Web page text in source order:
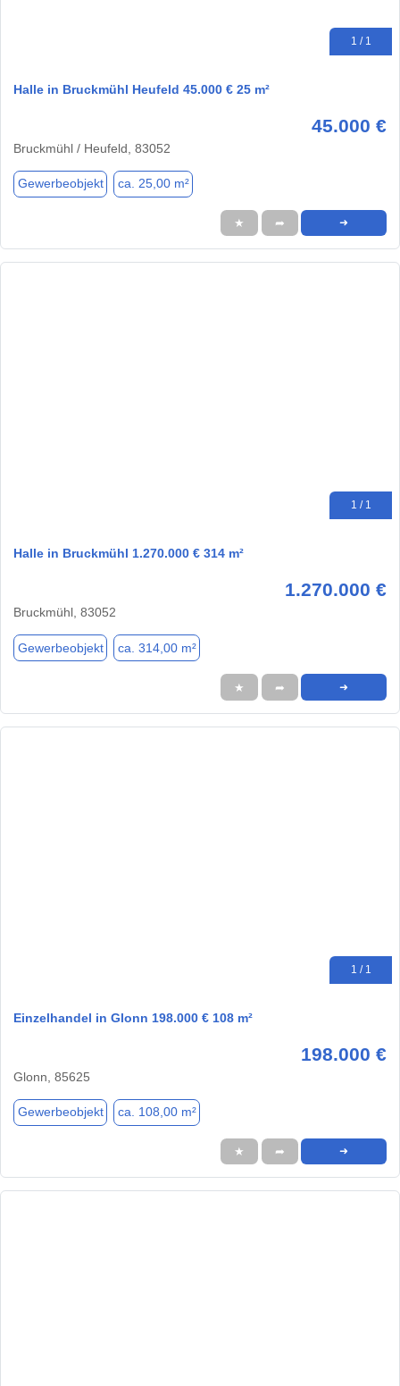
1 / 1
Halle in Bruckmühl Heufeld 45.000 € 25 m²
45.000 €
Bruckmühl / Heufeld, 83052
Gewerbeobjekt ca. 25,00 m²
★ ➦ ➜
1 / 1
Halle in Bruckmühl 1.270.000 € 314 m²
1.270.000 €
Bruckmühl, 83052
Gewerbeobjekt ca. 314,00 m²
★ ➦ ➜
1 / 1
Einzelhandel in Glonn 198.000 € 108 m²
198.000 €
Glonn, 85625
Gewerbeobjekt ca. 108,00 m²
★ ➦ ➜